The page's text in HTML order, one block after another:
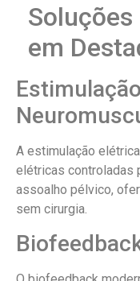
em
A estimulação
elétricas controladas
assoalho pélvico,
sem cirurgia.